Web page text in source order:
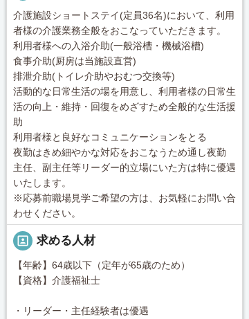
介護施設ショートステイ(定員36名)において、利用
者様の介護業務全般をおこなっていただきます。
利用者様への入浴介助(一般浴槽・機械浴槽)
食事介助(厨房は当施設直営)
排泄介助(トイレ介助やおむつ交換等)
活動的な日常生活の場を用意し、利用者様の日常生
活の向上・維持・回復をめざすため全般的な生活援
助
利用者様と良好なコミュニケーションをとる
夜勤はきめ細やかな対応をおこなうため通し夜勤
主任、副主任等リーダー的立場にいた方は特に優遇
いたします。
※応募前職場見学ご希望の方は、お気軽にお問い合
わせください。
portrait 求める人材
【年齢】64歳以下（定年が65歳のため）
【資格】介護福祉士
・リーダー・主任経験者は優遇